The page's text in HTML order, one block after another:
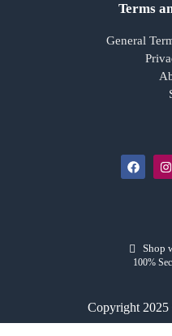
Terms
General
Shop
100%
Copyright